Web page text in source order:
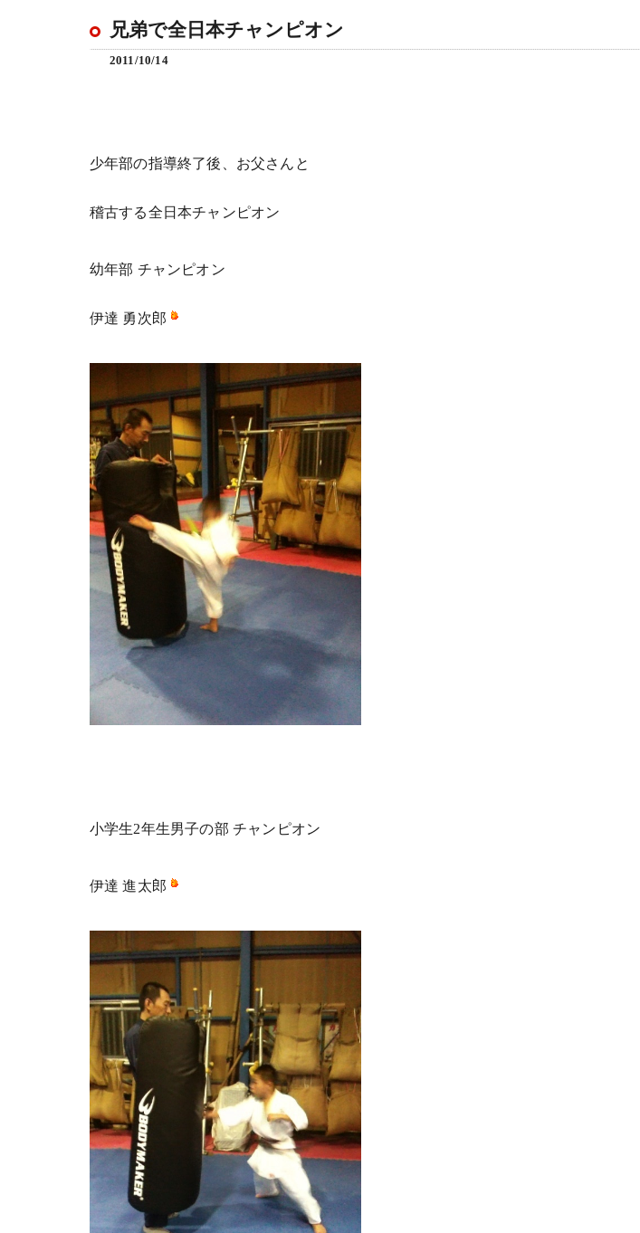
兄弟で全日本チャンピオン
2011/10/14
少年部の指導終了後、お父さんと
稽古する全日本チャンピオン
幼年部 チャンピオン
伊達 勇次郎
小学生2年生男子の部 チャンピオン
伊達 進太郎